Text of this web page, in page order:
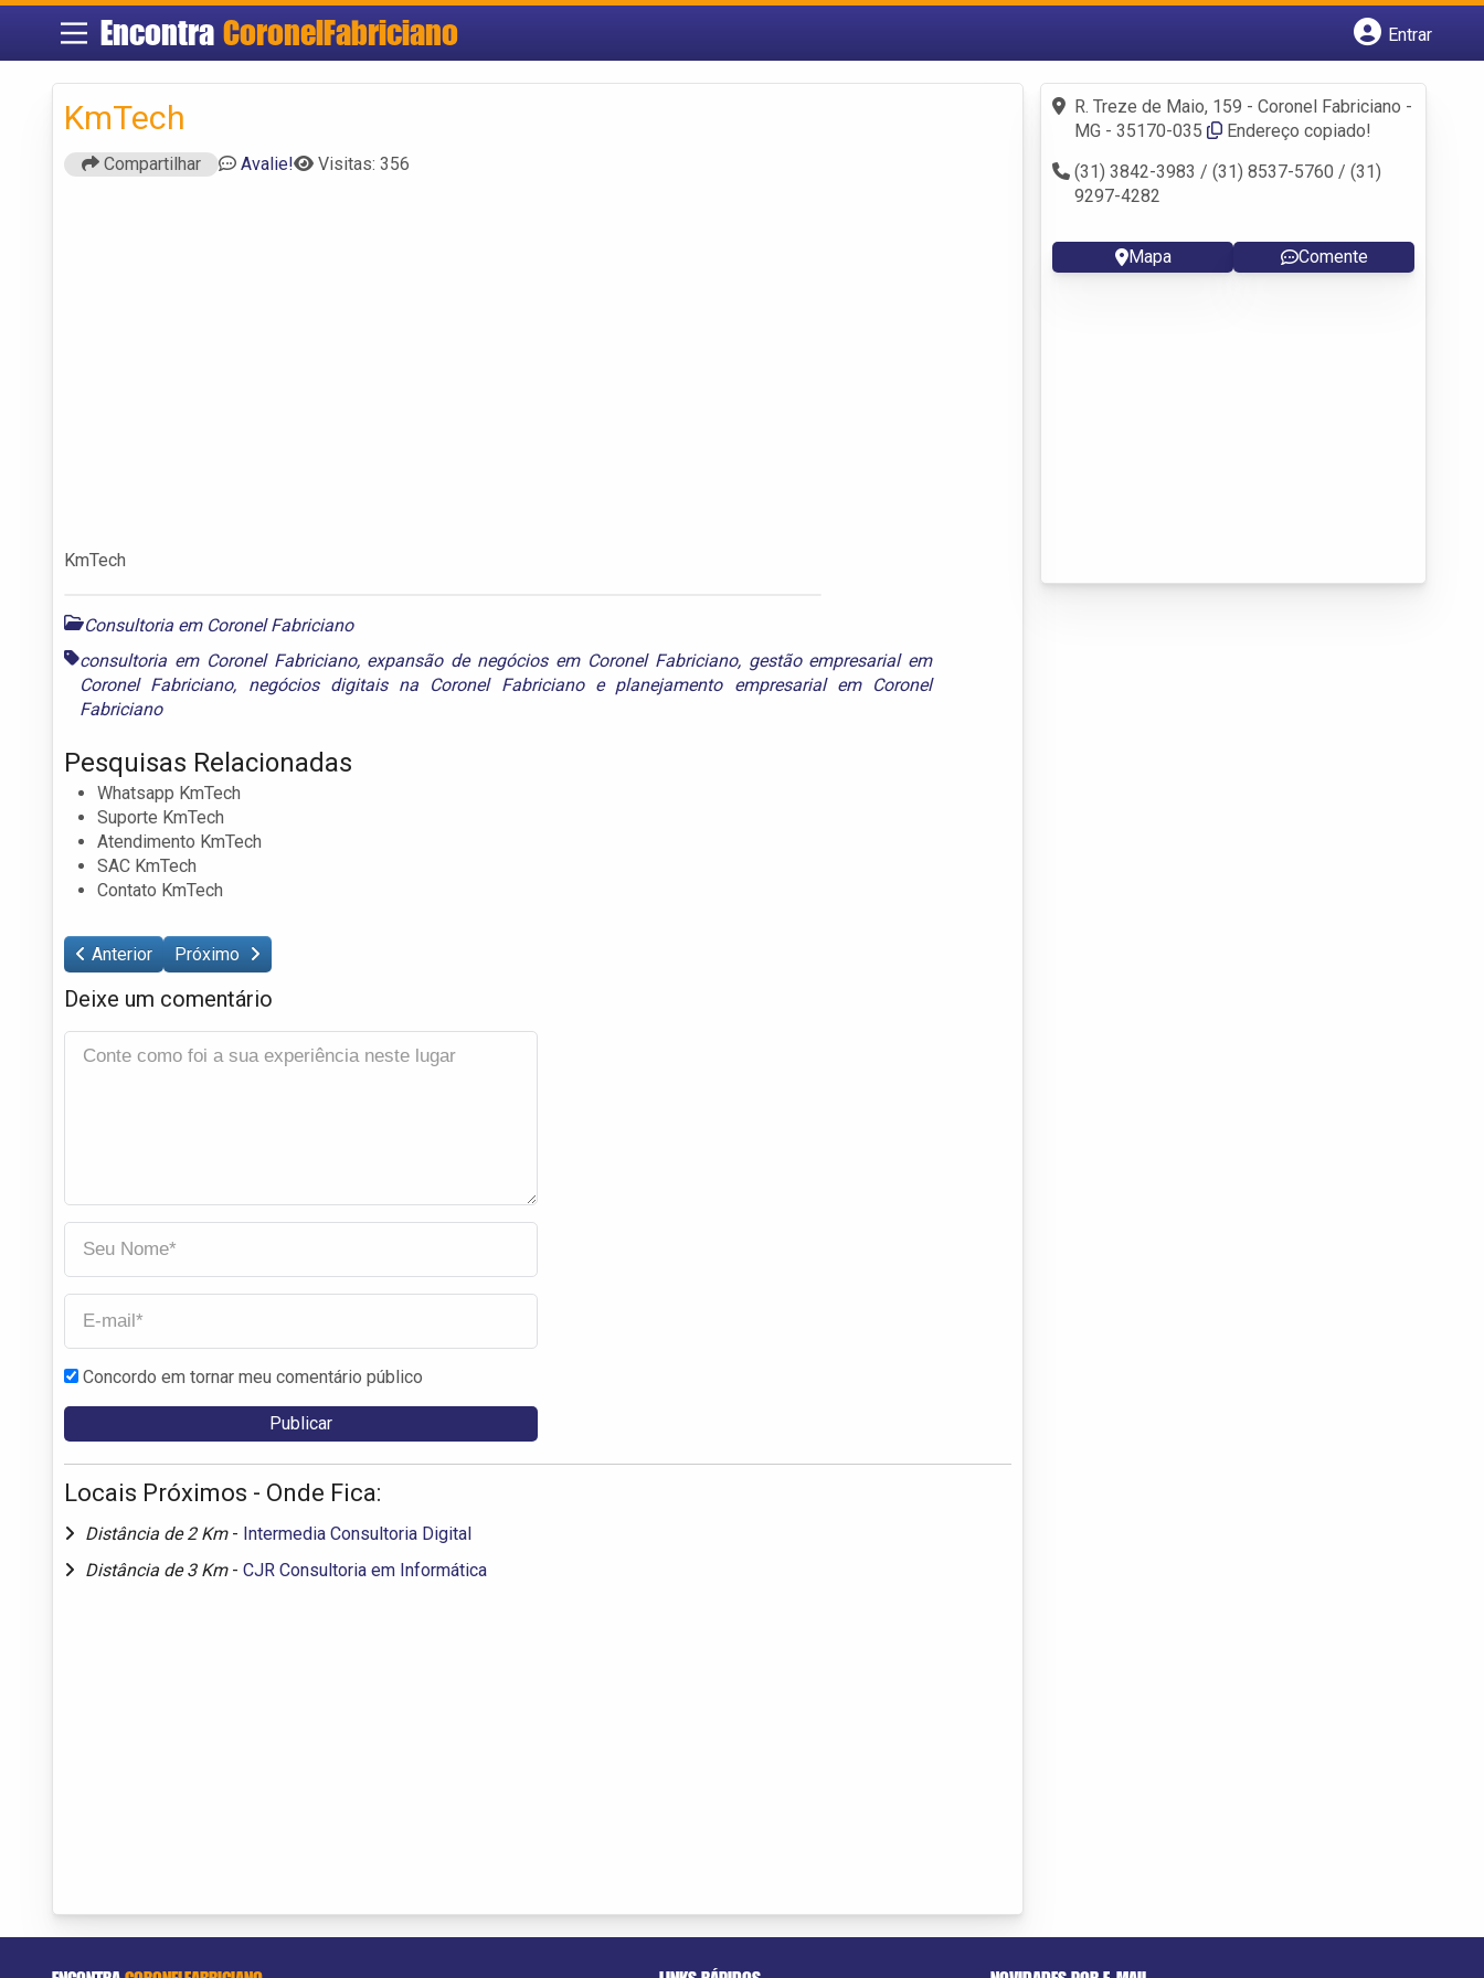
Encontra CoronelFabriciano
Entrar
Fazer login
Criar conta
KmTech
Compartilhar Avalie! Visitas: 356
KmTech
Consultoria em Coronel Fabriciano
consultoria em Coronel Fabriciano, expansão de negócios em Coronel Fabriciano, gestão empresarial em
Coronel Fabriciano, negócios digitais na Coronel Fabricianoe planejamento empresarial em Coronel
Fabriciano
Pesquisas Relacionadas
Whatsapp KmTech
Suporte KmTech
Atendimento KmTech
SAC KmTech
Contato KmTech
Anterior Próximo
Deixe um comentário
Concordo em tornar meu comentário público
Locais Próximos - Onde Fica:
Distância de 2 Km - Intermedia Consultoria Digital
Distância de 3 Km - CJR Consultoria em Informática
R. Treze de Maio, 159 - Coronel Fabriciano -
MG - 35170-035
Endereço copiado!
(31) 3842-3983 / (31) 8537-5760 / (31)
9297-4282
Mapa Comente